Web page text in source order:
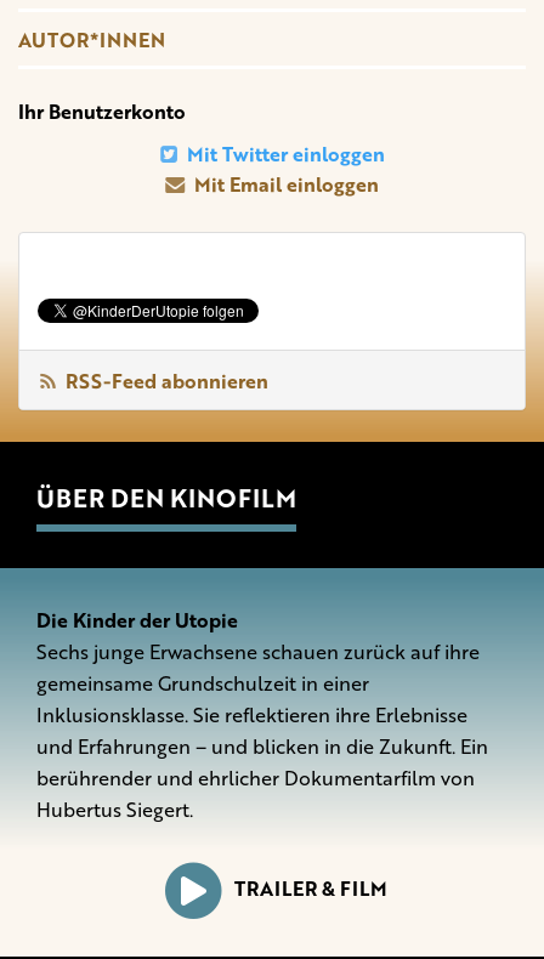
AUTOR*INNEN
Ihr Benutzerkonto
Mit Twitter einloggen
Mit Email einloggen
RSS-Feed abonnieren
ÜBER DEN KINOFILM
Die Kinder der Utopie
Sechs junge Erwachsene schauen zurück auf ihre
gemeinsame Grundschulzeit in einer
Inklusionsklasse. Sie reflektieren ihre Erlebnisse
und Erfahrungen – und blicken in die Zukunft. Ein
berührender und ehrlicher Dokumentarfilm von
Hubertus Siegert.
TRAILER & FILM